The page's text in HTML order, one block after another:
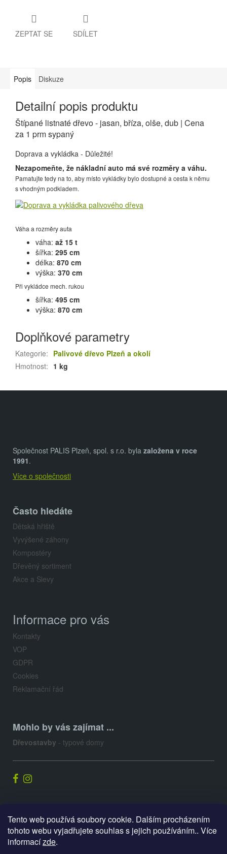
Tento web používá soubory cookie. Dalším procházením
tohoto webu vyjadřujete souhlas s jejich používáním.. Více
informacízde.
ZEPTAT SE SDÍLET
Popis Diskuze
Detailní popis produktu
Štípané listnaté dřevo - jasan, bříza, olše, dub | Cena
za 1 prm sypaný
Doprava a vykládka - Důležité!
Nezapomeňte, že nákladní auto má své rozměry a váhu.
Pamatujte tedy na to, aby místo vykládky bylo dostupné a cesta k němu
s vhodným podkladem.
Váha a rozměry auta
váha: až 15 t
šířka: 295 cm
délka: 870 cm
výška: 370 cm
Při vykládce mech. rukou
šířka: 495 cm
výška: 870 cm
Doplňkové parametry
Kategorie: Palivové dřevo Plzeň a okolí
Hmotnost: 1 kg
Společnost PALIS Plzeň, spol. s r.o. byla založena v roce
1991.
Více o společnosti
Často hledáte
Dětská hřiště
Vyvýšené záhony
Kompostéry
Dřevěný sortiment
Akce a Slevy
Informace pro vás
Kontakty
VOP
GDPR
Cookies
Reklamační řád
Mohlo by vás zajímat ...
Dřevostavby - typové domy